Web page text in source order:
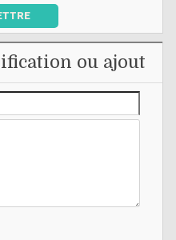
ou ajout